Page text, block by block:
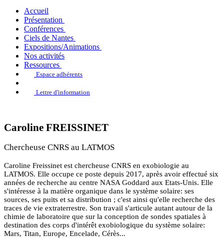
Accueil
Présentation
Conférences
Ciels de Nantes
Expositions/Animations
Nos activités
Ressources
Espace adhérents
Lettre d'information
Caroline FREISSINET
Chercheuse CNRS au LATMOS
Caroline Freissinet est chercheuse CNRS en exobiologie au
LATMOS. Elle occupe ce poste depuis 2017, après avoir effectué six
années de recherche au centre NASA Goddard aux Etats-Unis. Elle
s'intéresse à la matière organique dans le système solaire: ses
sources, ses puits et sa distribution ; c'est ainsi qu'elle recherche des
traces de vie extraterrestre. Son travail s'articule autant autour de la
chimie de laboratoire que sur la conception de sondes spatiales à
destination des corps d'intérêt exobiologique du système solaire:
Mars, Titan, Europe, Encelade, Cérès...